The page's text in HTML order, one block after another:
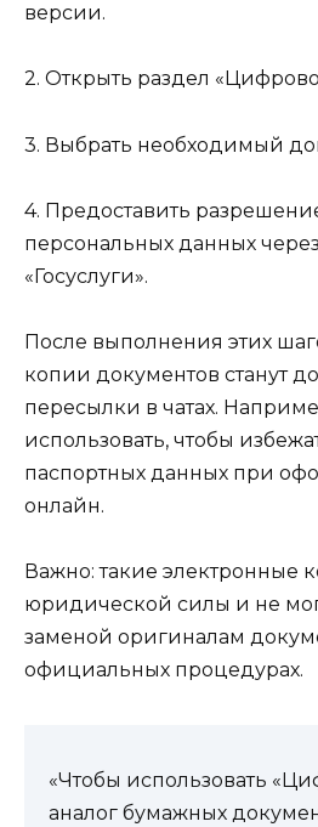
версии.
2. Открыть раздел
3. Выбрать необходимый
4. Предоставить
персональных данных
«Госуслуги».
После выполнения этих
копии документов станут
пересылки в чатах.
использовать, чтобы
паспортных данных при
онлайн.
Важно: такие электронные
юридической силы и не
заменой оригиналам
официальных процедурах.
«Чтобы использовать
аналог бумажных